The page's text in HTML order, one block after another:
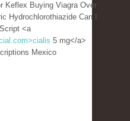
Keflex Buying Viagra Over
Hydrochlorothiazide Can I
<a
5 mg</a>
Mexico